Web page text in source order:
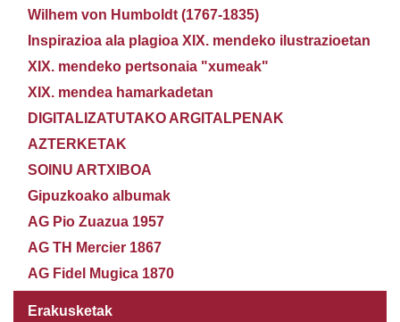
Wilhem von Humboldt (1767-1835)
Inspirazioa ala plagioa XIX. mendeko ilustrazioetan
XIX. mendeko pertsonaia "xumeak"
XIX. mendea hamarkadetan
DIGITALIZATUTAKO ARGITALPENAK
AZTERKETAK
SOINU ARTXIBOA
Gipuzkoako albumak
AG Pio Zuazua 1957
AG TH Mercier 1867
AG Fidel Mugica 1870
Erakusketak